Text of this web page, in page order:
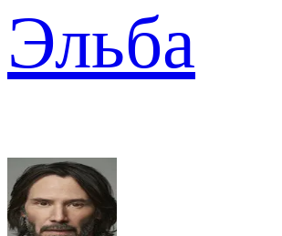
Эльба